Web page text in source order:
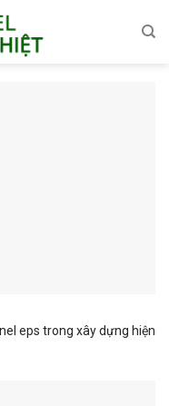
eps trong xây dựng hiện